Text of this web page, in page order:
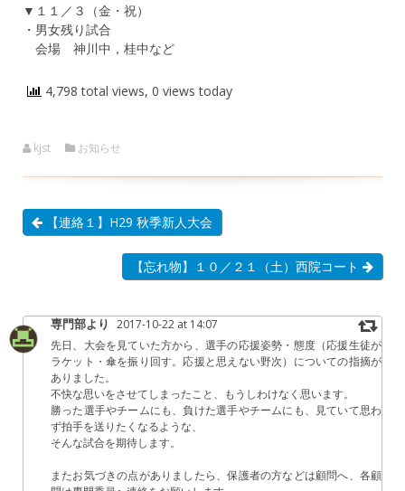
▼１１／３（金・祝）
・男女残り試合
会場 神川中，桂中など
4,798 total views, 0 views today
kjst お知らせ
【連絡１】H29 秋季新人大会
【忘れ物】１０／２１（土）西院コート
専門部より 2017-10-22 at 14:07
先日、大会を見ていた方から、選手の応援姿勢・態度（応援生徒が
ラケット・傘を振り回す。応援と思えない野次）についての指摘が
ありました。
不快な思いをさせてしまったこと、もうしわけなく思います。
勝った選手やチームにも、負けた選手やチームにも、見ていて思わ
ず拍手を送りたくなるような、
そんな試合を期待します。
またお気づきの点がありましたら、保護者の方などは顧問へ、各顧